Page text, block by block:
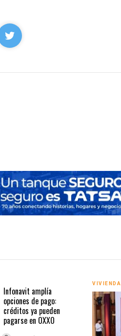
Infonavit amplía
opciones de pago:
créditos ya pueden
pagarse en OXXO
VIVIENDA